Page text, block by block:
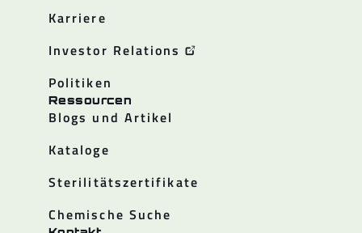
Karriere
Investor Relations
Politiken
Ressourcen
Blogs und Artikel
Kataloge
Sterilitätszertifikate
Chemische Suche